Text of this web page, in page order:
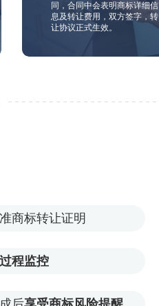
同，合同中会表明商标详细信
息及转让费用，双方签字，转
让协议正式生效。
商标转让证明
程监控